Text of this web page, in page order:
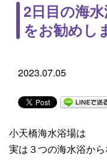
2日目の海
をお勧めし
2023.07.05
小天橋海水浴場は
実は３つの海水浴か